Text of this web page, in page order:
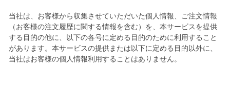
当社は、お客様から収集させていただいた個人情報、ご注文情報
（お客様の注文履歴に関する情報を含む）を、本サービスを提供
する目的の他に、以下の各号に定める目的のために利用すること
があります。本サービスの提供または以下に定める目的以外に、
当社はお客様の個人情報利用することはありません。